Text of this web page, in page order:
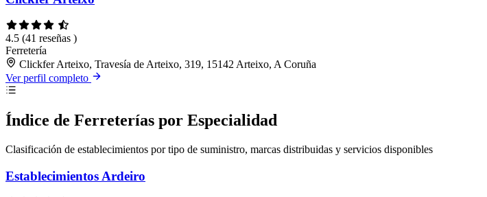
4.5 (41 reseñas )
Ferretería
Clickfer Arteixo, Travesía de Arteixo, 319, 15142 Arteixo, A Coruña
Ver perfil completo
Índice de Ferreterías por Especialidad
Clasificación de establecimientos por tipo de suministro, marcas distribuidas y servicios disponibles
Establecimientos Ardeiro